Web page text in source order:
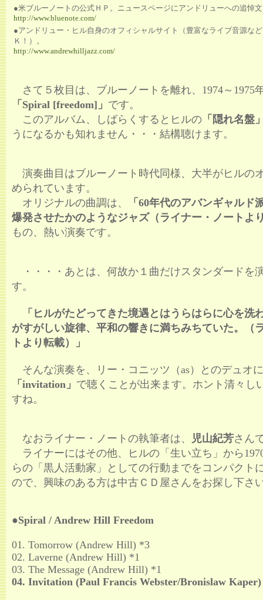
●米ブルーノートの公式ＨＰ。ニュースページにアンドリューへの追悼
http://www.bluenote.com/
●アンドリュー・ヒル自身のオフィシャルサイト（豊富なライブ音源な
Ｋ！）。
http://www.andrewhilljazz.com/
さて５枚目は、ブルーノートを離れ、1974～1975
「Spiral [freedom]」 です。
このアルバム、しばらくするとヒルの 「隠れ名盤
うになるかも知れません・・・結構聴けます。
演奏曲目はブルーノート時代同様、大半がヒルの
められています。
オリジナルの曲調は、
「60年代のアバンギャルド
爆発させたかのようなジャズ（ライナー・ノートよ
もの、熱い演奏です。
・・・・あとは、何故か１曲だけスタンダードを
す。
「ヒルがたどってきた境遇とはうらはらに心を洗
がすがしい旋律、平和の響きに満ちみちていた。（
トより転載）」
そんな演奏を、リー・コニッツ（as）とのデュオ
「invitation」 で聴くことが出来ます。ホント清々し
すね。
なおライナー・ノートの執筆者は、 児山紀芳さん
ライナーにはその他、ヒルの「生い立ち」から
らの「黒人活動家」としての行動までをコンパクト
ので、興味のある方は中古ＣＤ屋さんをお探し下さ
●Spiral / Andrew Hill Freedom
01. Tomorrow (Andrew Hill) *3
02. Laverne (Andrew Hill) *1
03. The Message (Andrew Hill) *1
04. Invitation (Paul Francis Webster/Bronislaw